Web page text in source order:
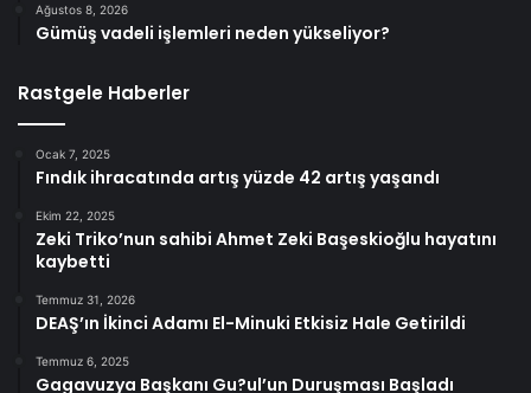
Ağustos 8, 2026
Gümüş vadeli işlemleri neden yükseliyor?
Rastgele Haberler
Ocak 7, 2025
Fındık ihracatında artış yüzde 42 artış yaşandı
Ekim 22, 2025
Zeki Triko’nun sahibi Ahmet Zeki Başeskioğlu hayatını
kaybetti
Temmuz 31, 2026
DEAŞ’ın İkinci Adamı El-Minuki Etkisiz Hale Getirildi
Temmuz 6, 2025
Gagavuzya Başkanı Gu?ul’un Duruşması Başladı